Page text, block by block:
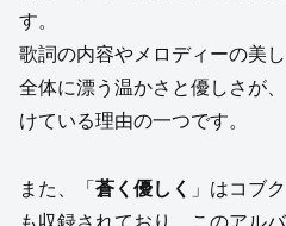
す。
歌詞の内容やメロディーの美
全体に漂う温かさと優しさが
けている理由の一つです。
また、「 蒼く優しく 」はコブ
も収録されており、このアル